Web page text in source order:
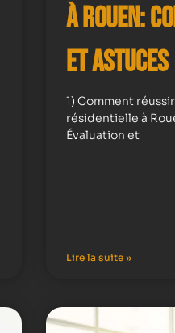
à Rouen:
et Astuces
1) Comment
résidentielle à
Évaluation et
Lire la suite »